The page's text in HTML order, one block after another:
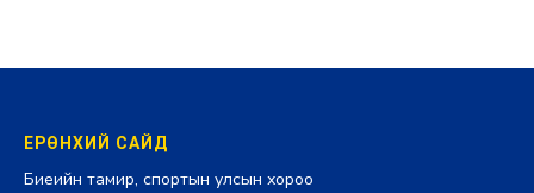
ЕРӨНХИЙ САЙД
Биеийн тамир, спортын улсын хороо